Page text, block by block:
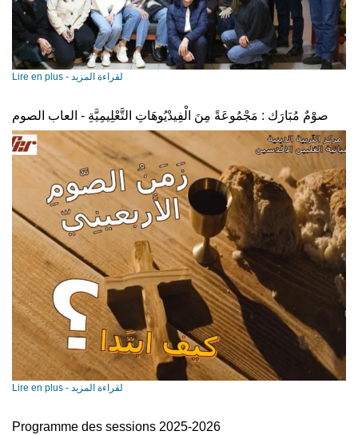
Lire en plus - لقراءة المزيد
صوْمٌ مُبَارَك : مَجْمُوعَةً مِنَ الْفِيدْيُوهَاتِ التَّعْلِيمِيَّةِ - العاب الصوم
Lire en plus - لقراءة المزيد
Programme des sessions 2025-2026